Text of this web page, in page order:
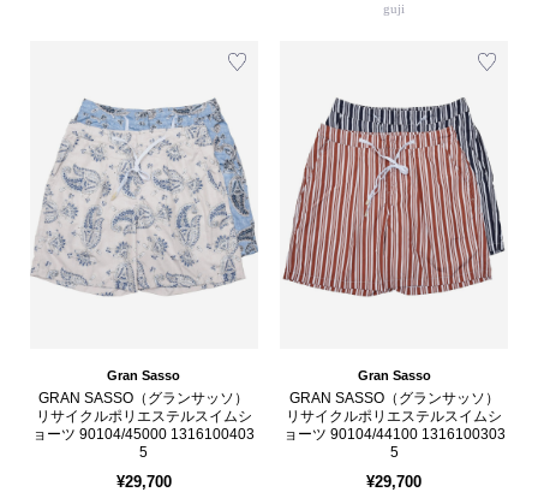
guji
Gran Sasso
GRAN SASSO（グランサッソ）
リサイクルポリエステルスイムシ
ョーツ 90104/45000 1316100403
5
¥29,700
Gran Sasso
GRAN SASSO（グランサッソ）
リサイクルポリエステルスイムシ
ョーツ 90104/44100 1316100303
5
¥29,700